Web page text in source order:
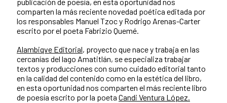
publicación de poesía, en esta oportunidad nos
comparten la más reciente novedad poética editada por
los responsables Manuel Tzoc y Rodrigo Arenas-Carter
escrito por el poeta Fabrizio Quemé.
Alambiqve Editorial, proyecto que nace y trabaja en las
cercanías del lago Amatitlán, se especializa trabajar
textos y producciones con sumo cuidado editorial tanto
en la calidad del contenido como en la estética del libro,
en esta oportunidad nos comparten el más reciente libro
de poesía escrito por la poeta Candi Ventura López.